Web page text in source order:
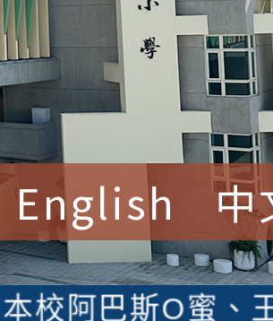
English 中
校參加桃園市中
綺君教師榮獲社
校阿巴斯O蜜、